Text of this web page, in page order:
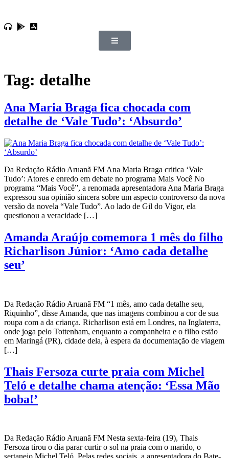
Tag: detalhe
Ana Maria Braga fica chocada com
detalhe de ‘Vale Tudo’: ‘Absurdo’
Da Redação Rádio Aruanã FM Ana Maria Braga critica ‘Vale
Tudo’: Atores e enredo em debate no programa Mais Você No
programa “Mais Você”, a renomada apresentadora Ana Maria Braga
expressou sua opinião sincera sobre um aspecto controverso da nova
versão da novela “Vale Tudo”. Ao lado de Gil do Vigor, ela
questionou a veracidade […]
Amanda Araújo comemora 1 mês do filho
Richarlison Júnior: ‘Amo cada detalhe
seu’
Da Redação Rádio Aruanã FM “1 mês, amo cada detalhe seu,
Riquinho”, disse Amanda, que nas imagens combinou a cor de sua
roupa com a da criança. Richarlison está em Londres, na Inglaterra,
onde joga pelo Tottenham, enquanto a companheira e o filho estão
em Maringá (PR), cidade dela, à espera da documentação de viagem
[…]
Thais Fersoza curte praia com Michel
Teló e detalhe chama atenção: ‘Essa Mão
boba!’
Da Redação Rádio Aruanã FM Nesta sexta-feira (19), Thais
Fersoza tirou o dia parar curtir o sol na praia com o marido, o